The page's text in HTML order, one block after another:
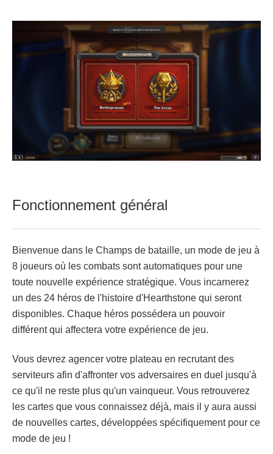
Fonctionnement général
Bienvenue dans le Champs de bataille, un mode de jeu à
8 joueurs où les combats sont automatiques pour une
toute nouvelle expérience stratégique. Vous incarnerez
un des 24 héros de l'histoire d'Hearthstone qui seront
disponibles. Chaque héros possédera un pouvoir
différent qui affectera votre expérience de jeu.
Vous devrez agencer votre plateau en recrutant des
serviteurs afin d'affronter vos adversaires en duel jusqu'à
ce qu'il ne reste plus qu'un vainqueur. Vous retrouverez
les cartes que vous connaissez déjà, mais il y aura aussi
de nouvelles cartes, développées spécifiquement pour ce
mode de jeu !